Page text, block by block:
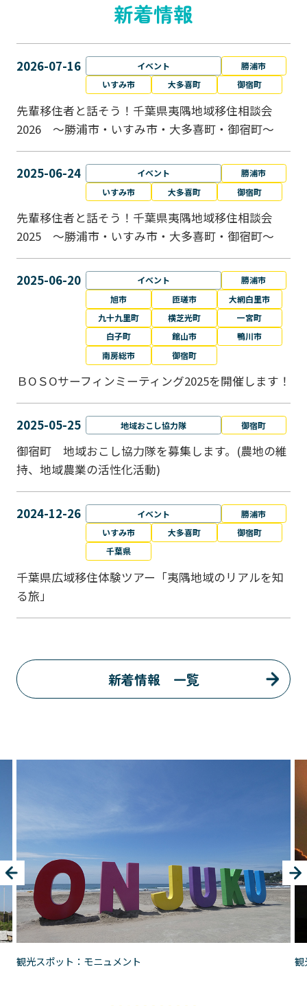
新着情報
新着情報 一覧
2026-07-16 イベント
勝浦市
いすみ市
大多喜町 御宿町
先輩移住者と話そう！千葉県夷隅地域移住相談会
2026 ～勝浦市・いすみ市・大多喜町・御宿町～
2025-06-24 イベント
勝浦市
いすみ市
大多喜町 御宿町
先輩移住者と話そう！千葉県夷隅地域移住相談会
2025 ～勝浦市・いすみ市・大多喜町・御宿町～
2025-06-20 イベント
勝浦市
旭市
匝瑳市
大網白里市
九十九里町
横芝光町
一宮町
白子町
館山市
鴨川市
南房総市
御宿町
ＢОＳОサーフィンミーティング2025を開催します！
2025-05-25 地域おこし協力隊 御宿町
御宿町 地域おこし協力隊を募集します。(農地の維
持、地域農業の活性化活動)
2024-12-26 イベント
勝浦市
いすみ市
大多喜町
御宿町
千葉県
千葉県広域移住体験ツアー「夷隅地域のリアルを知
る旅」
観光スポット：モニュメント 観